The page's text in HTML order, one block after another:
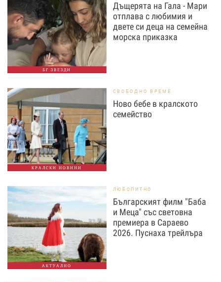
БГ ЗВЕЗДИ
Дъщерята на Гала - Мари
отплава с любимия и
двете си деца на семейна
морска приказка
КРАЛСКИ НОВИНИ
СВОБОДНО ВРЕМЕ
Ново бебе в кралското
семейство
АКТУАЛНО
ЛЮБОПИТНО
Българският филм "Баба
и Меца" със световна
премиера в Сараево
2026. Пуснаха трейлъра